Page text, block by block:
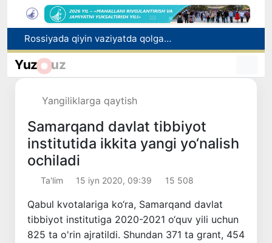
Rossiyada qiyin vaziyatda qolgan yuzlab o‘zbekistonliklar ortga qaytarildi
2030 yilgacha xavfli chiqindilarni qayta ishlash darajasi 20 foizga yetkaziladi
Yuz uz
Yangiliklarga qaytish
Samarqand davlat tibbiyot
institutida ikkita yangi yo‘nalish
ochiladi
Ta'lim 15 iyn 2020, 09:39 15 508
Qabul kvotalariga ko‘ra, Samarqand davlat
tibbiyot institutiga 2020-2021 o‘quv yili uchun
825 ta o'rin ajratildi. Shundan 371 ta grant, 454